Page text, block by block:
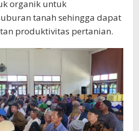
secara berkelanjutan untuk
inovasi dan solusi akan
pasokan,” tukas
dari kegiatan ini, kami
pilot project pemanfaatan
rangka menciptakan
Pilot project ini akan
Tani Setia Bersama.